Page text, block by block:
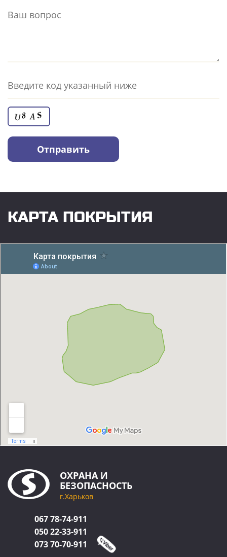
КАРТА ПОКРЫТИЯ
ОХРАНА И
БЕЗОПАСНОСТЬ
г.Харьков
06778-74-911
05022-33-911
07370-70-911